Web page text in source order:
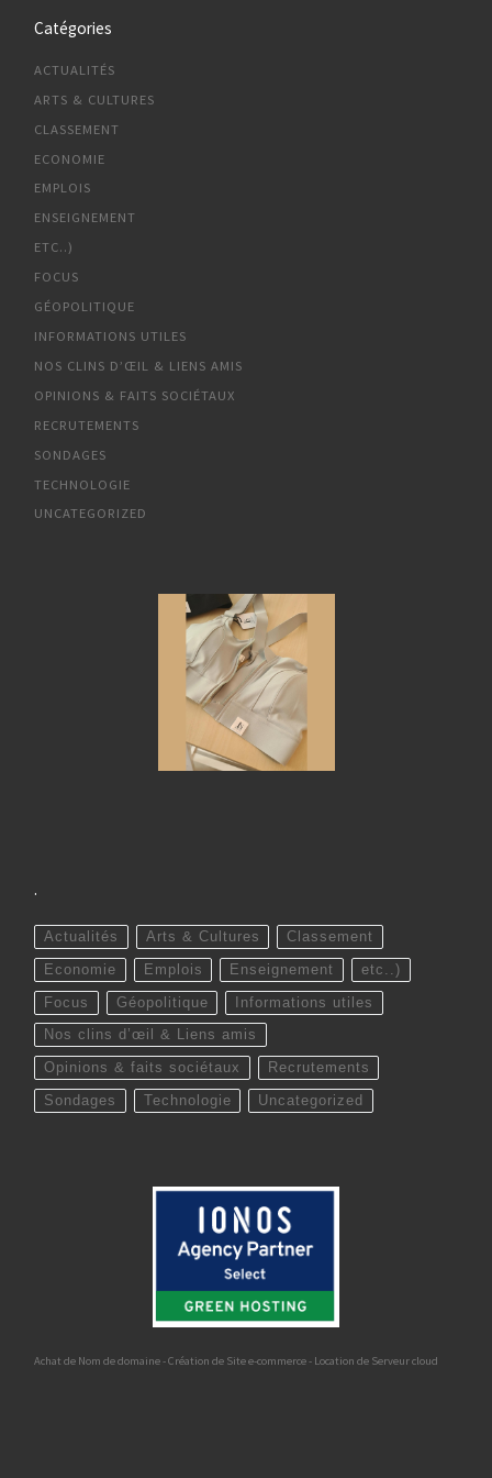
Catégories
ACTUALITÉS
ARTS & CULTURES
CLASSEMENT
ECONOMIE
EMPLOIS
ENSEIGNEMENT
ETC..)
FOCUS
GÉOPOLITIQUE
INFORMATIONS UTILES
NOS CLINS D’ŒIL & LIENS AMIS
OPINIONS & FAITS SOCIÉTAUX
RECRUTEMENTS
SONDAGES
TECHNOLOGIE
UNCATEGORIZED
.
Actualités Arts & Cultures Classement
Economie Emplois Enseignement etc..)
Focus Géopolitique Informations utiles
Nos clins d’œil & Liens amis
Opinions & faits sociétaux Recrutements
Sondages Technologie Uncategorized
Achat de Nom de domaine - Création de Site e-commerce - Location de Serveur cloud